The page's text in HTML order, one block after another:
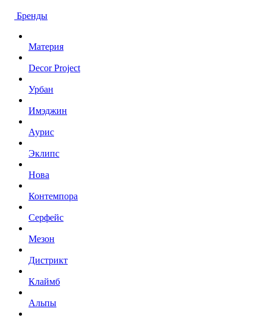
Бренды
Материя
Decor Project
Урбан
Имэджин
Аурис
Эклипс
Нова
Контемпора
Серфейс
Мезон
Дистрикт
Клаймб
Альпы